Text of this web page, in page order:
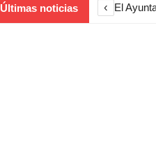
Últimas noticias ‹